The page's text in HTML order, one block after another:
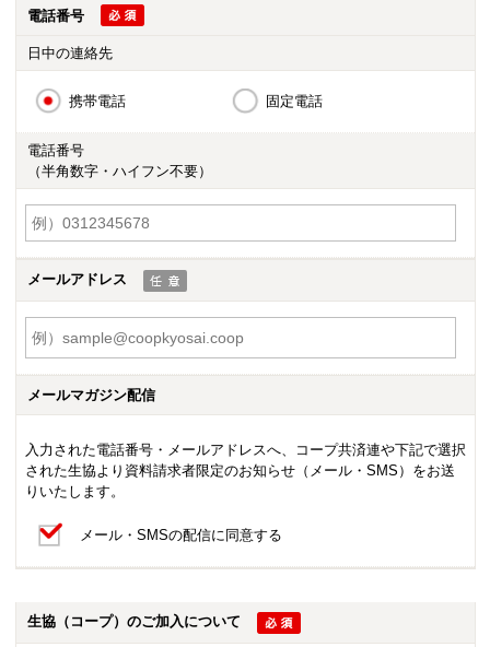
電話番号
日中の連絡先
携帯電話 固定電話
電話番号
（半角数字・ハイフン不要）
メールアドレス
メールマガジン配信
入力された電話番号・メールアドレスへ、コープ共済連や下記で選択
された生協より資料請求者限定のお知らせ（メール・SMS）をお送
りいたします。
メール・SMSの配信に同意する
生協（コープ）のご加入について